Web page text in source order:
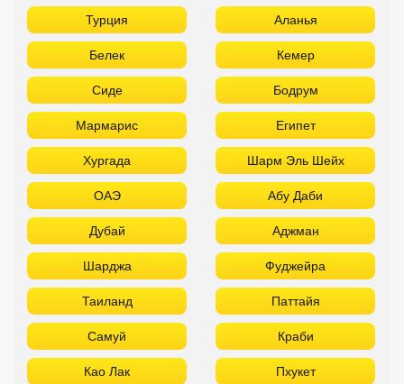
Турция Аланья
Белек Кемер
Сиде Бодрум
Мармарис Египет
Хургада Шарм Эль Шейх
ОАЭ Абу Даби
Дубай Аджман
Шарджа Фуджейра
Таиланд Паттайя
Самуй Краби
Као Лак Пхукет